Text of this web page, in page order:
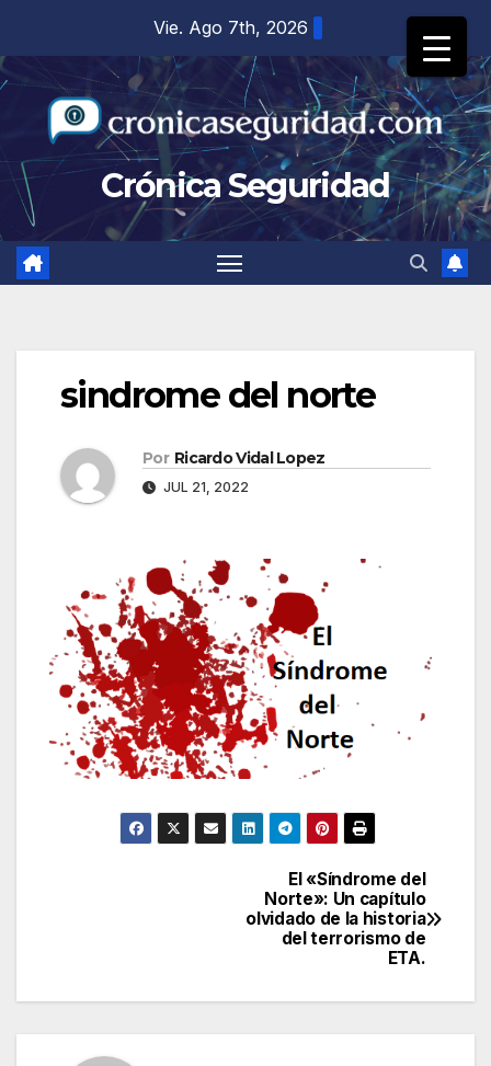
contenido
Vie. Ago 7th, 2026
Crónica Seguridad
sindrome del norte
Por Ricardo Vidal Lopez
JUL 21, 2022
El «Síndrome del
Norte»: Un capítulo
olvidado de la historia
del terrorismo de
ETA.